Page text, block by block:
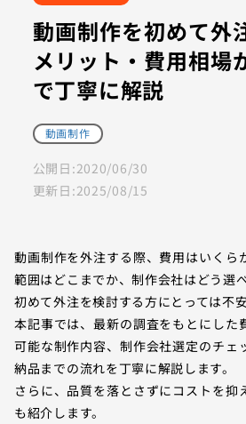
動画制作を初めて外
メリット・費用相場
で丁寧に解説
動画制作
公開日:2020/06/30
更新日:2025/08/15
動画制作を外注する際、費用はいくら
範囲はどこまでか、制作会社はどう選
初めて外注を検討する方にとっては不
本記事では、最新の調査をもとにした
可能な制作内容、制作会社選定のチェ
納品までの流れを丁寧に解説します。
さらに、品質を落とさずにコストを抑
も紹介します。